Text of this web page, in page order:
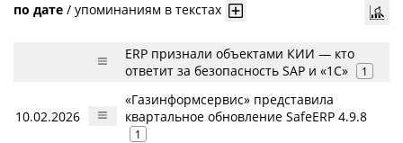
по дате / упоминаниям в текстах
ERP признали объектами КИИ — кто
ответит за безопасность SAP и «1С»
1
10.02.2026
«Газинформсервис» представила
квартальное обновление SafeERP 4.9.8
1